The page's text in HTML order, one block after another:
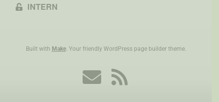
 INTERN
Built with Make. Your friendly WordPress page builder theme.